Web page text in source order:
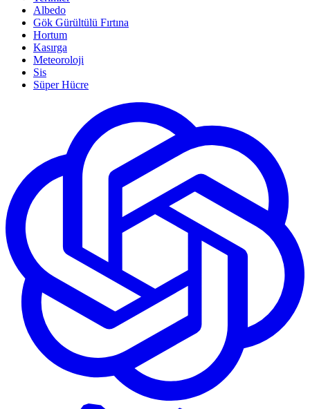
Albedo
Gök Gürültülü Fırtına
Hortum
Kasırga
Meteoroloji
Sis
Süper Hücre